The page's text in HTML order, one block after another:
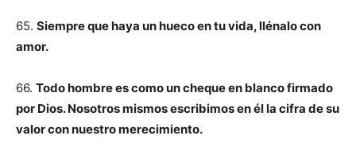
65. Siempre que haya un hueco en tu vida, llénalo con
amor.
66. Todo hombre es como un cheque en blanco firmado
por Dios. Nosotros mismos escribimos en él la cifra de su
valor con nuestro merecimiento.